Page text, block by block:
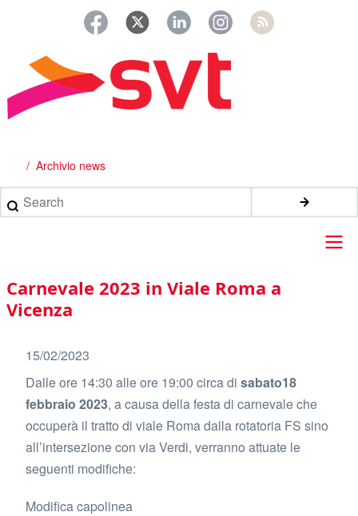
principale
Briciole
di
pane
Archivio news
Search
Main
navigation
Carnevale 2023 in Viale Roma a
Vicenza
15/02/2023
Dalle ore 14:30 alle ore 19:00 circa di sabato18
febbraio 2023, a causa della festa di carnevale che
occuperà il tratto di viale Roma dalla rotatoria FS sino
all’intersezione con via Verdi, verranno attuate le
seguenti modifiche:
Modifica capolinea